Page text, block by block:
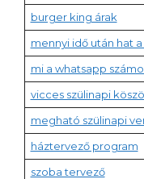
burger king árak
mennyi idő után hat
mi a whatsapp
vicces szülinapi
megható szülinapi
háztervező program
szoba tervező